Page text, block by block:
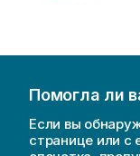
Помогла ли
Если вы
странице или